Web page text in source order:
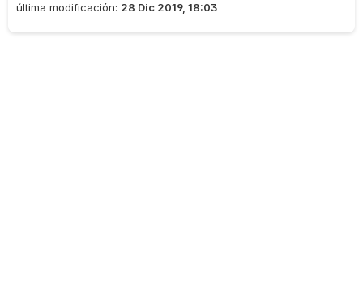
última modificación: 28 Dic 2019, 18:03